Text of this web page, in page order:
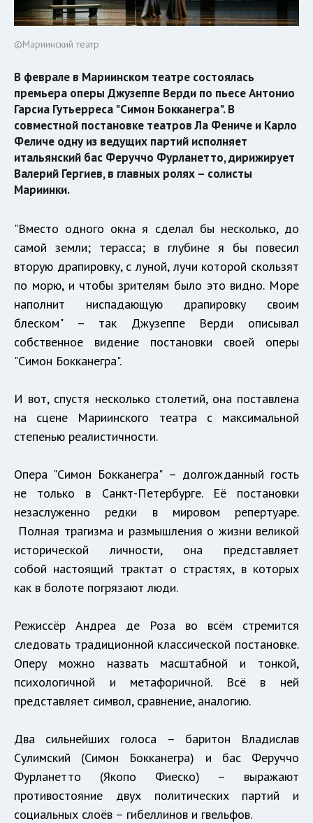
©Мариинский театр
В феврале в Мариинском театре состоялась
премьера оперы Джузеппе Верди по пьесе Антонио
Гарсиа Гутьерреса "Симон Бокканегра". В
совместной постановке театров Ла Фениче и Карло
Феличе одну из ведущих партий исполняет
итальянский бас Феруччо Фурланетто, дирижирует
Валерий Гергиев, в главных ролях – солисты
Мариинки.
"Вместо одного окна я сделал бы несколько, до
самой земли; терасса; в глубине я бы повесил
вторую драпировку, с луной, лучи которой скользят
по морю, и чтобы зрителям было это видно. Море
наполнит ниспадающую драпировку своим
блеском" – так Джузеппе Верди описывал
собственное видение постановки своей оперы
"Симон Бокканегра".
И вот, спустя несколько столетий, она поставлена
на сцене Мариинского театра с максимальной
степенью реалистичности.
Опера "Симон Бокканегра" – долгожданный гость
не только в Санкт-Петербурге. Её постановки
незаслуженно редки в мировом репертуаре.
Полная трагизма и размышления о жизни великой
исторической личности, она представляет
собой настоящий трактат о страстях, в которых
как в болоте погрязают люди.
Режиссёр Андреа де Роза во всём стремится
следовать традиционной классической постановке.
Оперу можно назвать масштабной и тонкой,
психологичной и метафоричной. Всё в ней
представляет символ, сравнение, аналогию.
Два сильнейших голоса – баритон Владислав
Сулимский (Симон Бокканегра) и бас Феруччо
Фурланетто (Якопо Фиеско) – выражают
противостояние двух политических партий и
социальных слоёв – гибеллинов и гвельфов.